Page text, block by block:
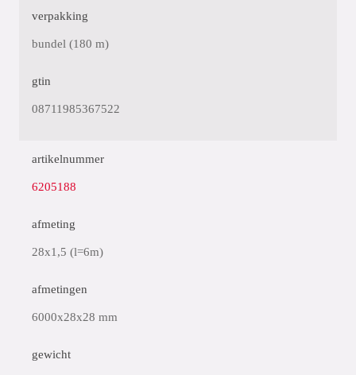
verpakking
bundel (180 m)
gtin
08711985367522
artikelnummer
6205188
afmeting
28x1,5 (l=6m)
afmetingen
6000x28x28 mm
gewicht